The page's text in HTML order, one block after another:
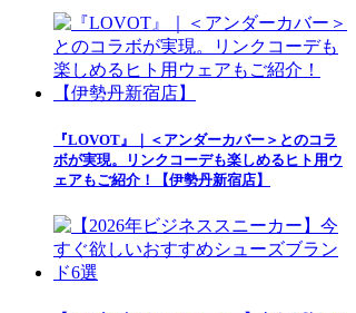
『LOVOT』｜＜アンダーカバー＞とのコラ
ボが実現。リンクコーデも楽しめるヒト用ウ
ェアもご紹介！【伊勢丹新宿店】